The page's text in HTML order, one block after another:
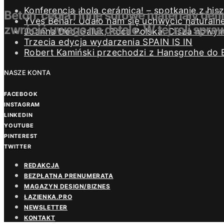
Konferencja ¡hola cerámica! – spotkanie z
Yves Béhar: Udało nam się uchwycić
Joanna Dec-Galuk, Roca Polska: Cisza
Trzecia edycja wydarzenia SPAIN IS IN
Robert Kamiński przechodzi z Hansgrohe do
NASZE KONTA
FACEBOOK
INSTAGRAM
LINKEDIN
YOUTUBE
PINTEREST
TWITTER
REDAKCJA
BEZPŁATNA PRENUMERATA
MAGAZYN DESIGN/BIZNES
ŁAZIENKA.PRO
NEWSLETTER
KONTAKT
Beton, cegła i inne surowe materiały
zwrócić uwagę na detale. W tej roli